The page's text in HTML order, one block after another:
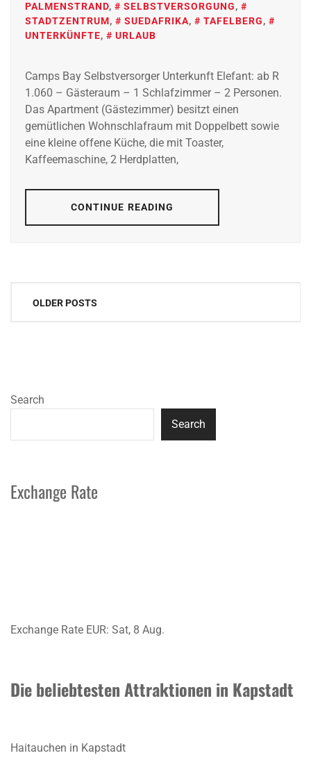
PALMENSTRAND, SELBSTVERSORGUNG,
STADTZENTRUM, SUEDAFRIKA, TAFELBERG,
UNTERKÜNFTE, URLAUB
Camps Bay Selbstversorger Unterkunft Elefant: ab R
1.060 – Gästeraum – 1 Schlafzimmer – 2 Personen.
Das Apartment (Gästezimmer) besitzt einen
gemütlichen Wohnschlafraum mit Doppelbett sowie
eine kleine offene Küche, die mit Toaster,
Kaffeemaschine, 2 Herdplatten,
CONTINUE READING
PostsOLDER POSTS
Search
Search
Exchange Rate
Exchange Rate EUR: Sat, 8 Aug.
Die beliebtesten Attraktionen in Kapstadt
Haitauchen in Kapstadt